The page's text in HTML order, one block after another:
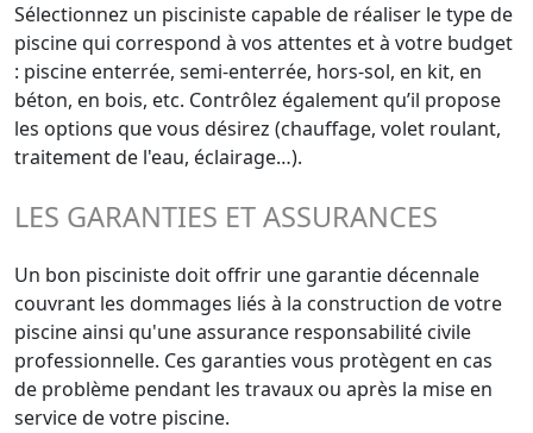
Sélectionnez un pisciniste capable de réaliser le type de
piscine qui correspond à vos attentes et à votre budget
: piscine enterrée, semi-enterrée, hors-sol, en kit, en
béton, en bois, etc. Contrôlez également qu’il propose
les options que vous désirez (chauffage, volet roulant,
traitement de l'eau, éclairage…).
LES GARANTIES ET ASSURANCES
Un bon pisciniste doit offrir une garantie décennale
couvrant les dommages liés à la construction de votre
piscine ainsi qu'une assurance responsabilité civile
professionnelle. Ces garanties vous protègent en cas
de problème pendant les travaux ou après la mise en
service de votre piscine.